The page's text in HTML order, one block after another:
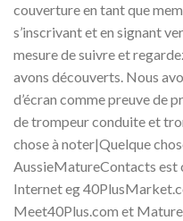
couverture en tant que
s’inscrivant et en signant
mesure de suivre et
avons découverts. Nous
d’écran comme preuve de
de trompeur conduite et
chose à noter|Quelque
AussieMatureContacts est
Internet eg
Meet40Plus.com et